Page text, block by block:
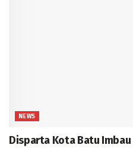
NEWS
Disparta Kota Batu